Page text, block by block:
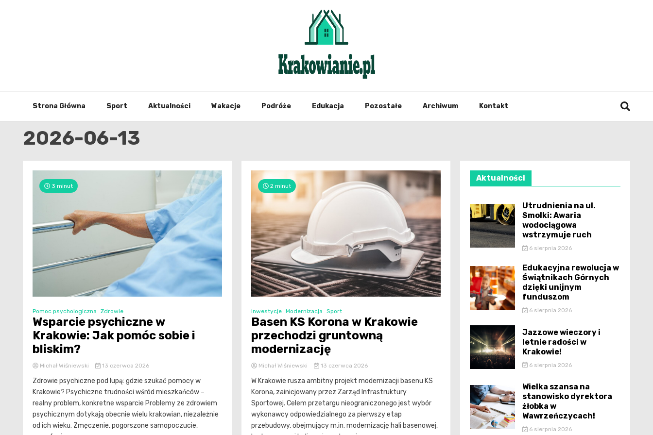
Strona Główna Sport Aktualności Wakacje Podróże Edukacja Pozostałe Archiwum Kontakt
2026-06-13
3 minut
Pomoc psychologiczna Zdrowie
Wsparcie psychiczne w
Krakowie: Jak pomóc sobie i
bliskim?
Michał Wiśniewski 13 czerwca 2026
Zdrowie psychiczne pod lupą: gdzie szukać pomocy w
Krakowie? Psychiczne trudności wśród mieszkańców –
realny problem, konkretne wsparcie Problemy ze zdrowiem
psychicznym dotykają obecnie wielu krakowian, niezależnie
od ich wieku. Zmęczenie, pogorszone samopoczucie,
2 minut
Inwestycje Modernizacja Sport
Basen KS Korona w Krakowie
przechodzi gruntowną
modernizację
Michał Wiśniewski 13 czerwca 2026
W Krakowie rusza ambitny projekt modernizacji basenu KS
Korona, zainicjowany przez Zarząd Infrastruktury
Sportowej. Celem przetargu nieograniczonego jest wybór
wykonawcy odpowiedzialnego za pierwszy etap
przebudowy, obejmujący m.in. modernizację hali basenowej,
Aktualności
Utrudnienia na ul.
Smolki: Awaria
wodociągowa
wstrzymuje ruch
6 sierpnia 2026
Edukacyjna rewolucja w
Świątnikach Górnych
dzięki unijnym
funduszom
6 sierpnia 2026
Jazzowe wieczory i
letnie radości w
Krakowie!
6 sierpnia 2026
Wielka szansa na
stanowisko dyrektora
żłobka w
Wawrzeńczycach!
6 sierpnia 2026